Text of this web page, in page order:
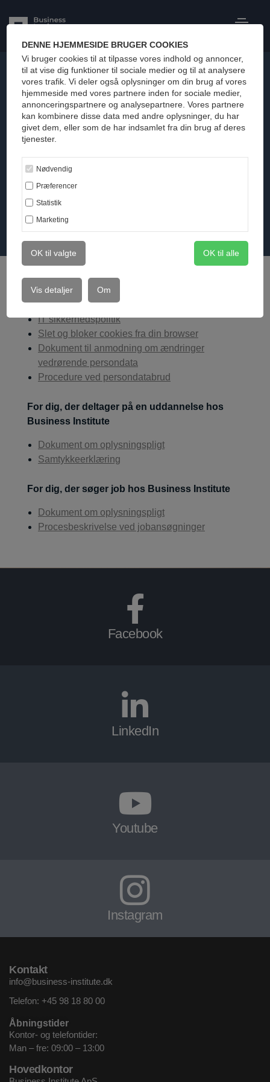
DENNE HJEMMESIDE BRUGER COOKIES
Vi bruger cookies til at tilpasse vores indhold og annoncer,
til at vise dig funktioner til sociale medier og til at analysere
vores trafik. Vi deler også oplysninger om din brug af vores
hjemmeside med vores partnere inden for sociale medier,
annonceringspartnere og analysepartnere. Vores partnere
kan kombinere disse data med andre oplysninger, du har
givet dem, eller som de har indsamlet fra din brug af deres
tjenester.
Nødvendig
Præferencer
Statistik
Marketing
OK til valgte OK til alle
Vis detaljer Om
Vi passer på dine data
henhold til den gældende lovgivning. I de følgende dokumenter
kan du læse mere om, hvilke typer af data, vi registrerer om dig,
og dine muligheder for at få disse rettet eller slettet, såfremt du
Databehandling omhandler
Offentlig persondata- og cookiepolitik
IT sikkerhedspolitik
Slet og bloker cookies fra din browser
Dokument til anmodning om ændringer
vedrørende persondata
Procedure ved persondatabrud
For dig, der deltager på en uddannelse hos
Business Institute
Dokument om oplysningspligt
Samtykkeerklæring
For dig, der søger job hos Business Institute
Dokument om oplysningspligt
Procesbeskrivelse ved jobansøgninger
Facebook
LinkedIn
Youtube
Instagram
Kontakt
info@business-institute.dk
Telefon: +45 98 18 80 00
Åbningstider
Kontor- og telefontider:
Man – fre: 09:00 – 13:00
Hovedkontor